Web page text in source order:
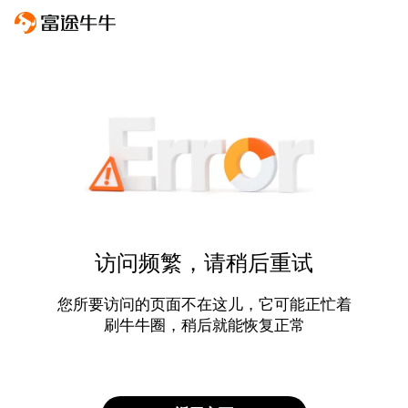
访问频繁，请稍后重试
您所要访问的页面不在这儿，它可能正忙着
刷牛牛圈，稍后就能恢复正常